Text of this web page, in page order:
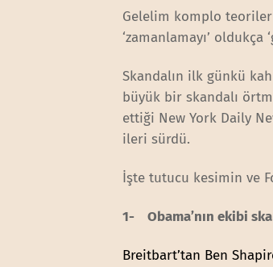
Gelelim komplo
‘zamanlamayı’
Skandalın ilk günkü
büyük bir skandalı
ettiği New York Daily
ileri sürdü.
İşte tutucu kesimin ve
1- Obama’nın ekibi
Breitbart’tan Ben